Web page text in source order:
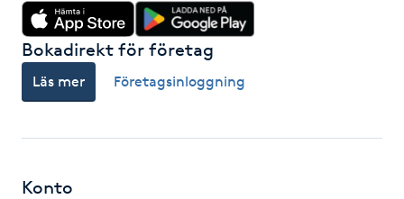
Gellack med förstärkning
Gravidmassage
Gravidyoga
Gruppträning
Bokadirekt för företag
Läs mer Företagsinloggning
Konto